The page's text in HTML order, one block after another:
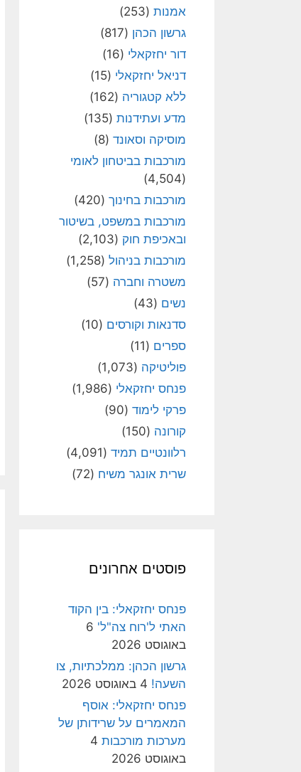
אמנות (253)
גרשון הכהן (817)
דור יחזקאלי (16)
דניאל יחזקאלי (15)
ללא קטגוריה (162)
מדע ועתידנות (135)
מוסיקה וסאונד (8)
מורכבות בביטחון לאומי
(4,504)
מורכבות בחינוך (420)
מורכבות במשפט, בשיטור
ובאכיפת חוק (2,103)
מורכבות בניהול (1,258)
משטרה וחברה (57)
נשים (43)
סדנאות וקורסים (10)
ספרים (11)
פוליטיקה (1,073)
פנחס יחזקאלי (1,986)
פרקי לימוד (90)
קורונה (150)
רלוונטיים תמיד (4,091)
שרית אונגר משיח (72)
פוסטים אחרונים
פנחס יחזקאלי: בין הקוד
האתי ל'רוח צה"ל' 6
באוגוסט 2026
גרשון הכהן: ממלכתיות, צו
השעה! 4 באוגוסט 2026
פנחס יחזקאלי: אוסף
המאמרים על שרידותן של
מערכות מורכבות 4
באוגוסט 2026